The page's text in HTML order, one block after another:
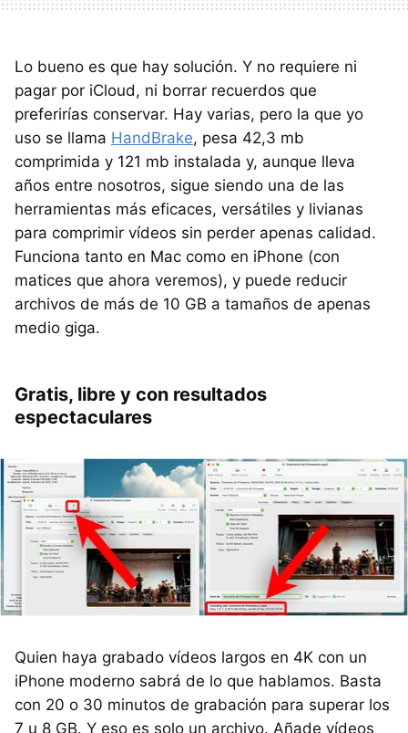
Lo bueno es que hay solución. Y no requiere ni
pagar por iCloud, ni borrar recuerdos que
preferirías conservar. Hay varias, pero la que yo
uso se llama HandBrake, pesa 42,3 mb
comprimida y 121 mb instalada y, aunque lleva
años entre nosotros, sigue siendo una de las
herramientas más eficaces, versátiles y livianas
para comprimir vídeos sin perder apenas calidad.
Funciona tanto en Mac como en iPhone (con
matices que ahora veremos), y puede reducir
archivos de más de 10 GB a tamaños de apenas
medio giga.
Gratis, libre y con resultados
espectaculares
Quien haya grabado vídeos largos en 4K con un
iPhone moderno sabrá de lo que hablamos. Basta
con 20 o 30 minutos de grabación para superar los
7 u 8 GB. Y eso es solo un archivo. Añade vídeos